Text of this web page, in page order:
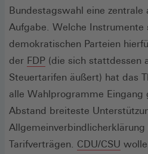
Bundestagswahl eine
Aufgabe. Welche Instrumente
demokratischen Parteien
der FDP(Öffnet
in
einem
neuen
Fenster)
(die sich stattdessen
Steuertarifen äußert) hat das
alle Wahlprogramme Eingang
Abstand breiteste
Allgemeinverbindlicherklärung
Tarifverträgen. CDU/CSU